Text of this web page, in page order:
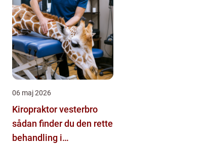
06 maj 2026
Kiropraktor vesterbro
sådan finder du den rette
behandling i